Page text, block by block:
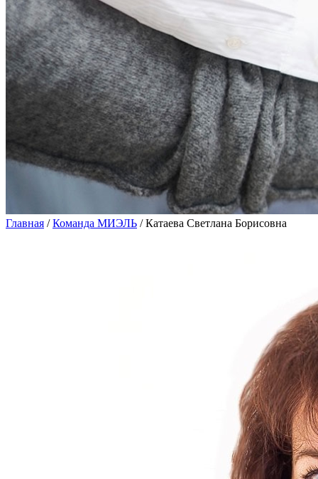
Главная /Команда МИЭЛЬ /Катаева Светлана Борисовна